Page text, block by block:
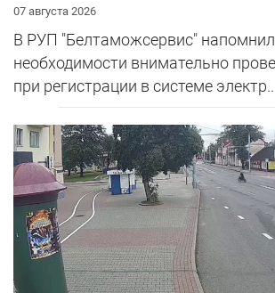
07 августа 2026
В РУП "Белтаможсервис"
необходимости внимательно
при регистрации в системе